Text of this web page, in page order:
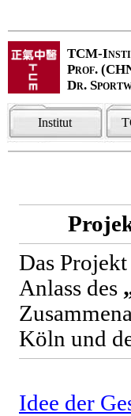
TCM-
Prof.
Dr.
Institut
Das Projekt
Anlass des
Köln und
Idee der